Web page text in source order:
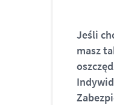
Jeśli
masz